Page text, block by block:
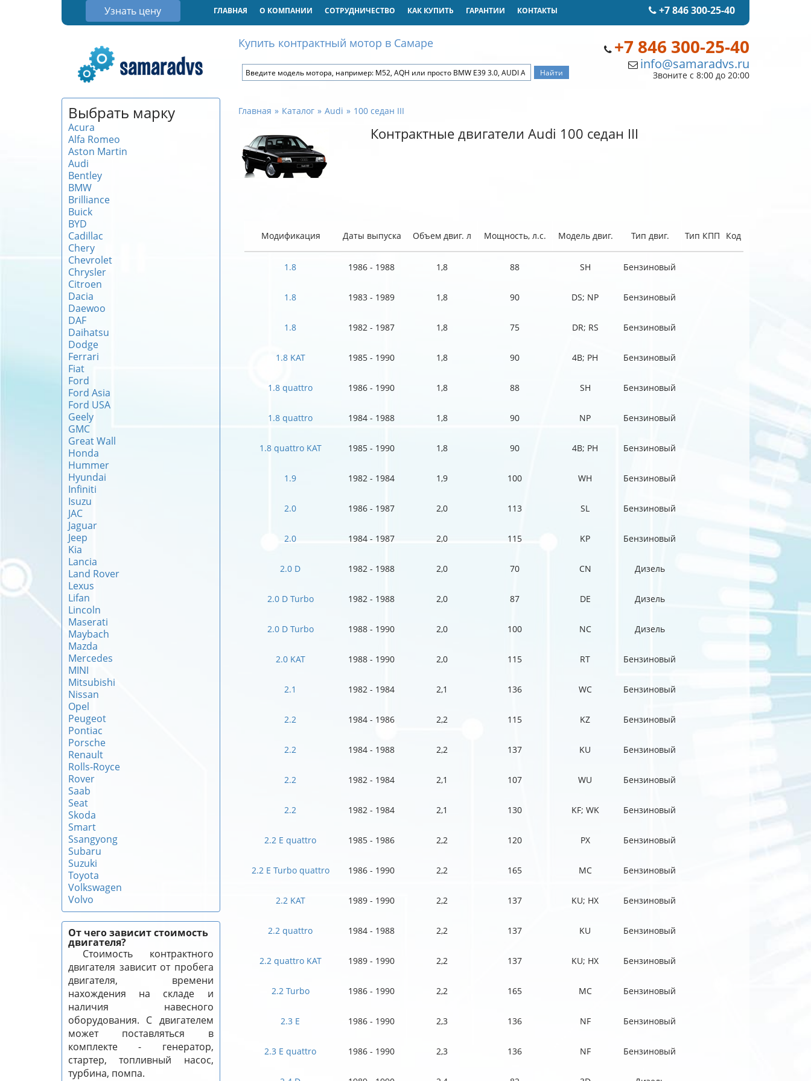
Узнать цену +7 846 300-25-40
ГЛАВНАЯ О КОМПАНИИ СОТРУДНИЧЕСТВО КАК КУПИТЬ ГАРАНТИИ КОНТАКТЫ
+7 846 300-25-40
info@samaradvs.ru
Звоните с 8:00 до 20:00
Купить контрактный мотор в Самаре
Выбрать марку
Acura
Alfa Romeo
Aston Martin
Audi
Bentley
BMW
Brilliance
Buick
BYD
Cadillac
Chery
Chevrolet
Chrysler
Citroen
Dacia
Daewoo
DAF
Daihatsu
Dodge
Ferrari
Fiat
Ford
Ford Asia
Ford USA
Geely
GMC
Great Wall
Honda
Hummer
Hyundai
Infiniti
Isuzu
JAC
Jaguar
Jeep
Kia
Lancia
Land Rover
Lexus
Lifan
Lincoln
Maserati
Maybach
Mazda
Mercedes
MINI
Mitsubishi
Nissan
Opel
Peugeot
Pontiac
Porsche
Renault
Rolls-Royce
Rover
Saab
Seat
Skoda
Smart
Ssangyong
Subaru
Suzuki
Toyota
Volkswagen
Volvo
От чего зависит стоимость
двигателя?
Стоимость контрактного
двигателя зависит от пробега
двигателя, времени
нахождения на складе и
наличия навесного
оборудования. С двигателем
может поставляться в
комплекте - генератор,
стартер, топливный насос,
турбина, помпа.
Главная Каталог Audi 100 седан III
Контрактные двигатели Audi 100 седан III
Модификация Даты выпуска Объем двиг. л Мощность, л.с. Модель двиг. Тип двиг. Тип КПП Код
1.8 1986 - 1988 1,8 88 SH Бензиновый
1.8 1983 - 1989 1,8 90 DS; NP Бензиновый
1.8 1982 - 1987 1,8 75 DR; RS Бензиновый
1.8 KAT 1985 - 1990 1,8 90 4B; PH Бензиновый
1.8 quattro 1986 - 1990 1,8 88 SH Бензиновый
1.8 quattro 1984 - 1988 1,8 90 NP Бензиновый
1.8 quattro KAT 1985 - 1990 1,8 90 4B; PH Бензиновый
1.9 1982 - 1984 1,9 100 WH Бензиновый
2.0 1986 - 1987 2,0 113 SL Бензиновый
2.0 1984 - 1987 2,0 115 KP Бензиновый
2.0 D 1982 - 1988 2,0 70 CN Дизель
2.0 D Turbo 1982 - 1988 2,0 87 DE Дизель
2.0 D Turbo 1988 - 1990 2,0 100 NC Дизель
2.0 KAT 1988 - 1990 2,0 115 RT Бензиновый
2.1 1982 - 1984 2,1 136 WC Бензиновый
2.2 1984 - 1986 2,2 115 KZ Бензиновый
2.2 1984 - 1988 2,2 137 KU Бензиновый
2.2 1982 - 1984 2,1 107 WU Бензиновый
2.2 1982 - 1984 2,1 130 KF; WK Бензиновый
2.2 E quattro 1985 - 1986 2,2 120 PX Бензиновый
2.2 E Turbo quattro 1986 - 1990 2,2 165 MC Бензиновый
2.2 KAT 1989 - 1990 2,2 137 KU; HX Бензиновый
2.2 quattro 1984 - 1988 2,2 137 KU Бензиновый
2.2 quattro KAT 1989 - 1990 2,2 137 KU; HX Бензиновый
2.2 Turbo 1986 - 1990 2,2 165 MC Бензиновый
2.3 E 1986 - 1990 2,3 136 NF Бензиновый
2.3 E quattro 1986 - 1990 2,3 136 NF Бензиновый